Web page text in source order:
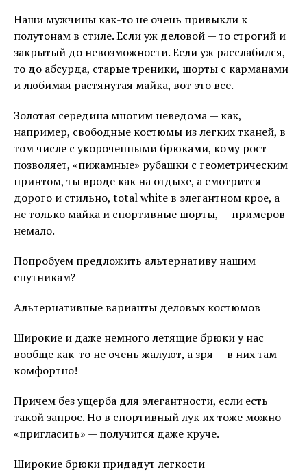
Наши мужчины как-то не очень привыкли к
полутонам в стиле. Если уж деловой — то строгий и
закрытый до невозможности. Если уж расслабился,
то до абсурда, старые треники, шорты с карманами
и любимая растянутая майка, вот это все.
Золотая середина многим неведома — как,
например, свободные костюмы из легких тканей, в
том числе с укороченными брюками, кому рост
позволяет, «пижамные» рубашки с геометрическим
принтом, ты вроде как на отдыхе, а смотрится
дорого и стильно, total white в элегантном крое, а
не только майка и спортивные шорты, — примеров
немало.
Попробуем предложить альтернативу нашим
спутникам?
Альтернативные варианты деловых костюмов
Широкие и даже немного летящие брюки у нас
вообще как-то не очень жалуют, а зря — в них там
комфортно!
Причем без ущерба для элегантности, если есть
такой запрос. Но в спортивный лук их тоже можно
«пригласить» — получится даже круче.
Широкие брюки придадут легкости